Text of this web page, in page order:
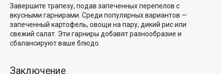
Завершите трапезу, подав запеченных перепелов с
вкусными гарнирами. Среди популярных вариантов —
запеченный картофель, овощи на пару, дикий рис или
свежий салат. Эти гарниры добавят разнообразие и
сбалансируют ваше блюдо.
Заключение